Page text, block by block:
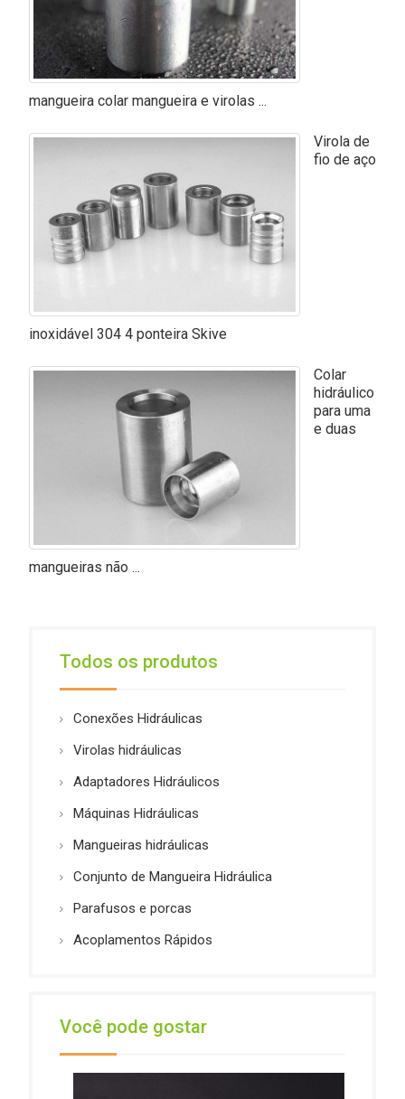
mangueira colar mangueira e virolas ...
Virola de
fio de aço
inoxidável 304 4 ponteira Skive
Colar
hidráulico
para uma
e duas
mangueiras não ...
Todos os produtos
Conexões Hidráulicas
Virolas hidráulicas
Adaptadores Hidráulicos
Máquinas Hidráulicas
Mangueiras hidráulicas
Conjunto de Mangueira Hidráulica
Parafusos e porcas
Acoplamentos Rápidos
Você pode gostar